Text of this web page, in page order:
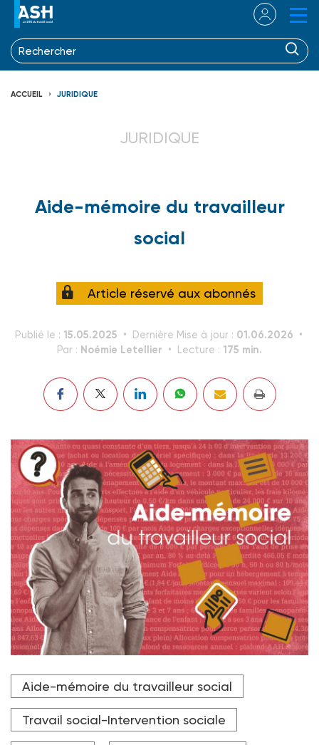
ACCUEIL JURIDIQUE
JURIDIQUE
Aide-mémoire du travailleur
social
Article réservé aux abonnés
Publié le : 15.05.2025 Dernière Mise à jour : 01.06.2026
Par : Noémie Letellier Lecture : 175 min.
Aide-mémoire du travailleur social
Travail social-Intervention sociale